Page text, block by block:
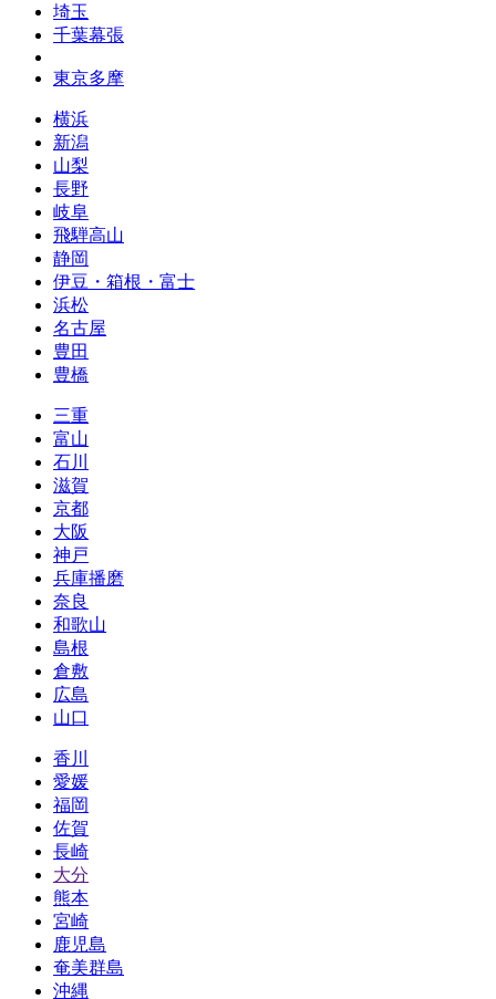
埼玉
千葉幕張
東京多摩
横浜
新潟
山梨
長野
岐阜
飛騨高山
静岡
伊豆・箱根・富士
浜松
名古屋
豊田
豊橋
三重
富山
石川
滋賀
京都
大阪
神戸
兵庫播磨
奈良
和歌山
島根
倉敷
広島
山口
香川
愛媛
福岡
佐賀
長崎
大分
熊本
宮崎
鹿児島
奄美群島
沖縄